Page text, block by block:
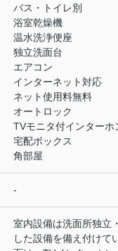
バス・トイレ別
浴室乾燥機
温水洗浄便座
独立洗面台
エアコン
インターネット対応
ネット使用料無料
オートロック
TVモニタ付インターホ
宅配ボックス
角部屋
-
室内設備は洗面所独立
した設備を備え付けて